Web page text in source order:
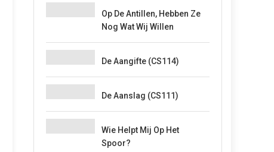
Op De Antillen, Hebben Ze
Nog Wat Wij Willen
De Aangifte (CS114)
De Aanslag (CS111)
Wie Helpt Mij Op Het
Spoor?